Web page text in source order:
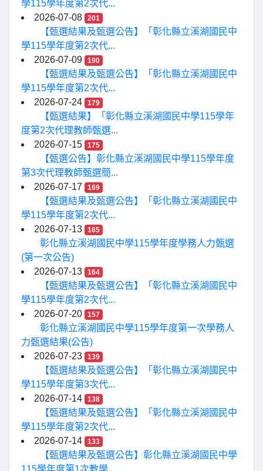
學115學年度第2次代...
2026-07-08
201
【甄選結果及甄選公告】「彰化縣立溪湖國民中
學115學年度第2次代...
2026-07-09
190
【甄選結果及甄選公告】「彰化縣立溪湖國民中
學115學年度第2次代...
2026-07-24
179
【甄選結果】「彰化縣立溪湖國民中學115學年
度第2次代理教師甄選...
2026-07-15
175
【甄選公告】彰化縣立溪湖國民中學115學年度
第3次代理教師甄選簡...
2026-07-17
169
【甄選結果及甄選公告】「彰化縣立溪湖國民中
學115學年度第2次代...
2026-07-13
165
彰化縣立溪湖國民中學115學年度學務人力甄選
(第一次公告)
2026-07-13
164
【甄選結果及甄選公告】「彰化縣立溪湖國民中
學115學年度第2次代...
2026-07-20
157
彰化縣立溪湖國民中學115學年度第一次學務人
力甄選結果(公告)
2026-07-23
139
【甄選結果及甄選公告】「彰化縣立溪湖國民中
學115學年度第3次代...
2026-07-14
138
【甄選結果及甄選公告】「彰化縣立溪湖國民中
學115學年度第2次代...
2026-07-14
133
【甄選結果及甄選公告】彰化縣立溪湖國民中學
115學年度第1次教學...